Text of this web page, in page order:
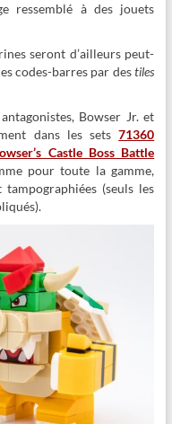
ressemblé à des jouets
seront d’ailleurs peut-
codes-barres par destiles
Bowser Jr. et
dans les sets71360
Castle Boss Battle
pour toute la gamme,
(seuls les